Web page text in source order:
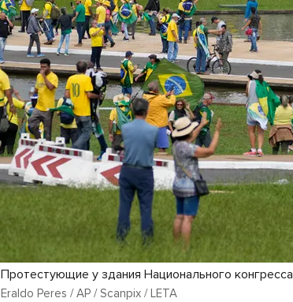
Протестующие у здания Национального конгресса
Eraldo Peres / AP / Scanpix / LETA